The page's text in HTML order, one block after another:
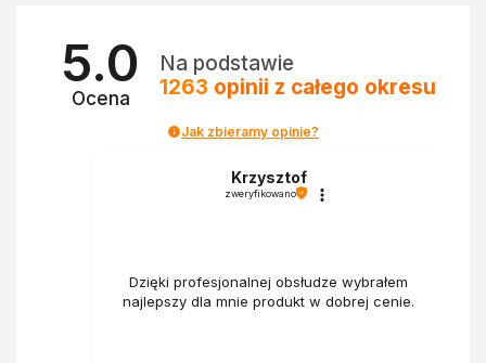
5.0
Ocena
Na podstawie
1263 opinii z całego okresu
Jak zbieramy opinie?
Krzysztof
zweryfikowano
Dzięki profesjonalnej obsłudze wybrałem
najlepszy dla mnie produkt w dobrej cenie.